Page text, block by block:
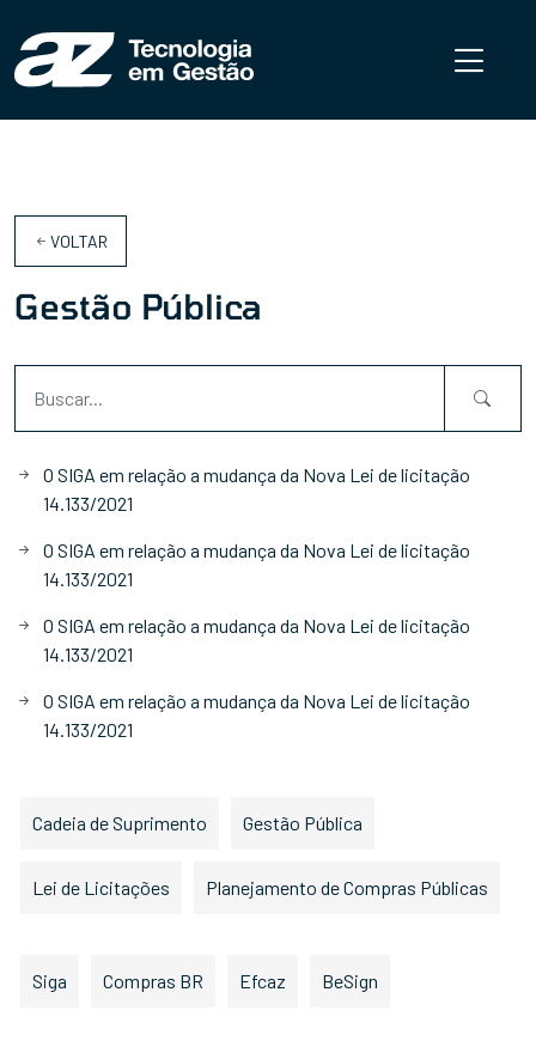
VOLTAR
Gestão Pública
O SIGA em relação a mudança da Nova Lei de licitação
14.133/2021
O SIGA em relação a mudança da Nova Lei de licitação
14.133/2021
O SIGA em relação a mudança da Nova Lei de licitação
14.133/2021
O SIGA em relação a mudança da Nova Lei de licitação
14.133/2021
Cadeia de Suprimento Gestão Pública
Lei de Licitações Planejamento de Compras Públicas
Siga Compras BR Efcaz BeSign